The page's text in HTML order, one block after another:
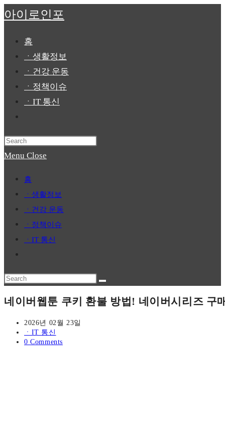
Skip
content
아이로인포
홈
ㆍ생활정보
ㆍ건강 운동
ㆍ정책이슈
ㆍIT 통신
search
Menu Close
홈
ㆍ생활정보
ㆍ건강 운동
ㆍ정책이슈
ㆍIT 통신
search
Search
website
네이버웹툰 쿠키 환불 방법! 네이버시리즈 구
Post
published:
2026년 02월 23일
Post
category:
ㆍIT 통신
Post
0 Comments